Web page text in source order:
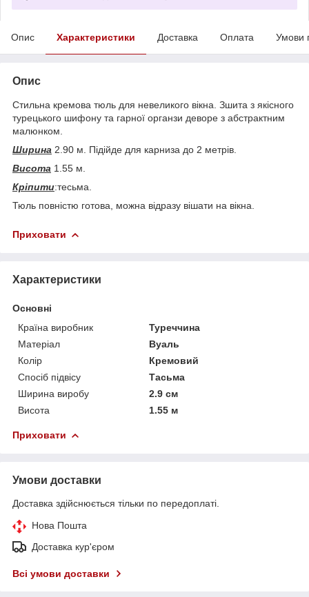
Опис Характеристики Доставка Оплата Умови
Опис
Стильна кремова тюль для невеликого вікна. Зшита з якісного
турецького шифону та гарної органзи деворе з абстрактним
малюнком.
Ширина 2.90 м. Підійде для карниза до 2 метрів.
Висота 1.55 м.
Кріпити:тесьма.
Тюль повністю готова, можна відразу вішати на вікна.
Приховати
Характеристики
Основні
Країна виробник
Туреччина
Матеріал
Вуаль
Колір
Кремовий
Спосіб підвісу
Тасьма
Ширина виробу
2.9 см
Висота
1.55 м
Приховати
Умови доставки
Доставка здійснюється тільки по передоплаті.
Нова Пошта
Доставка кур'єром
Всі умови доставки